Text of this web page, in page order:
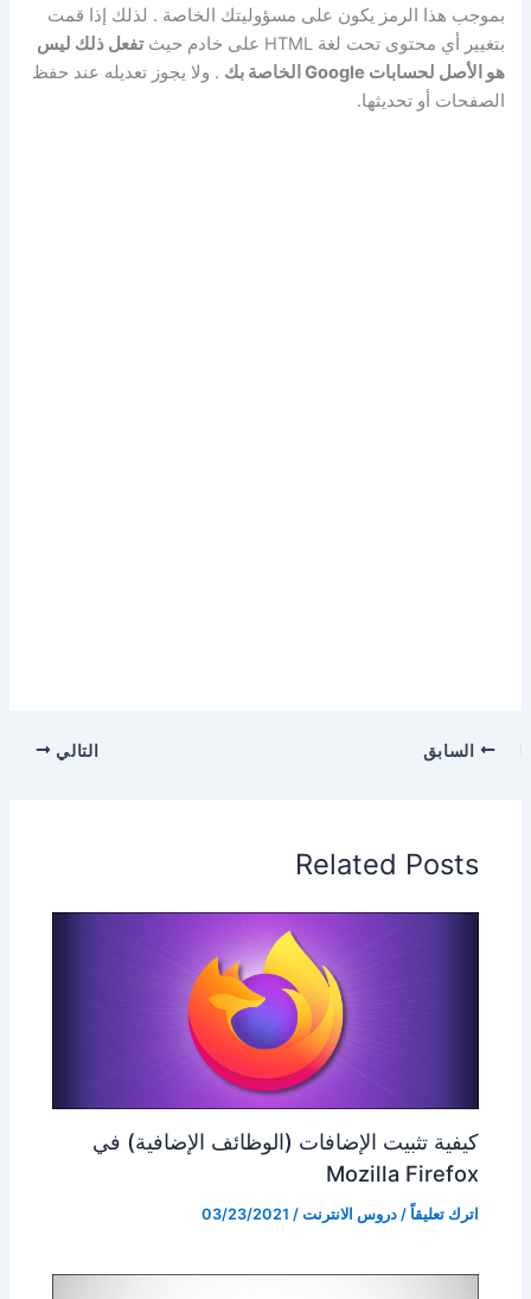
بموجب هذا الرمز يكون على مسؤوليتك الخاصة . لذلك إذا قمت
بتغيير أي محتوى تحت لغة HTML على خادم حيث
تفعل ذلك ليس
هو الأصل لحسابات Google الخاصة بك
. ولا يجوز تعديله عند حفظ
الصفحات أو تحديثها.
السابق التالي
Related Posts
كيفية تثبيت الإضافات (الوظائف الإضافية) في
Mozilla Firefox
اترك تعليقاً /دروس الانترنت /
03/23/2021